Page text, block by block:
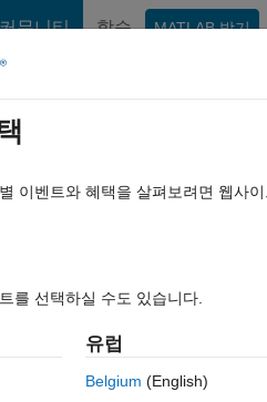
커뮤니티 학습 MATLAB 받기
기
grid layout in
이벤트와 혜택을 살펴보려면 웹사
를 선택하실 수도 있습니다.
유럽
Belgium (English)